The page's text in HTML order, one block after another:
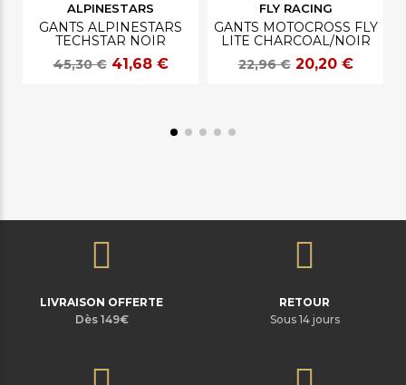
ALPINESTARS
GANTS ALPINESTARS
TECHSTAR NOIR
45,30 € 41,68 €
FLY RACING
GANTS MOTOCROSS FLY
LITE CHARCOAL/NOIR
22,96 € 20,20 €
LIVRAISON OFFERTE
Dès 149€
RETOUR
Sous 14 jours